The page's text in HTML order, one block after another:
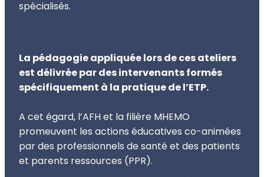
spécialisés.
La pédagogie appliquée lors de ces ateliers
est délivrée par des intervenants formés
spécifiquement à la pratique de l’ETP.
A cet égard, l’AFH et la filière MHEMO
promeuvent les actions éducatives co-animées
par des professionnels de santé et des patients
et parents ressources (PPR).